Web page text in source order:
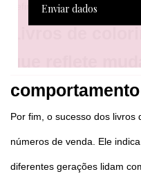
definidos entre tarefas.
comportamento
Por fim, o sucesso dos livros
números de venda. Ele
diferentes gerações lidam
l
m
i
*
l
l
Enviar dados